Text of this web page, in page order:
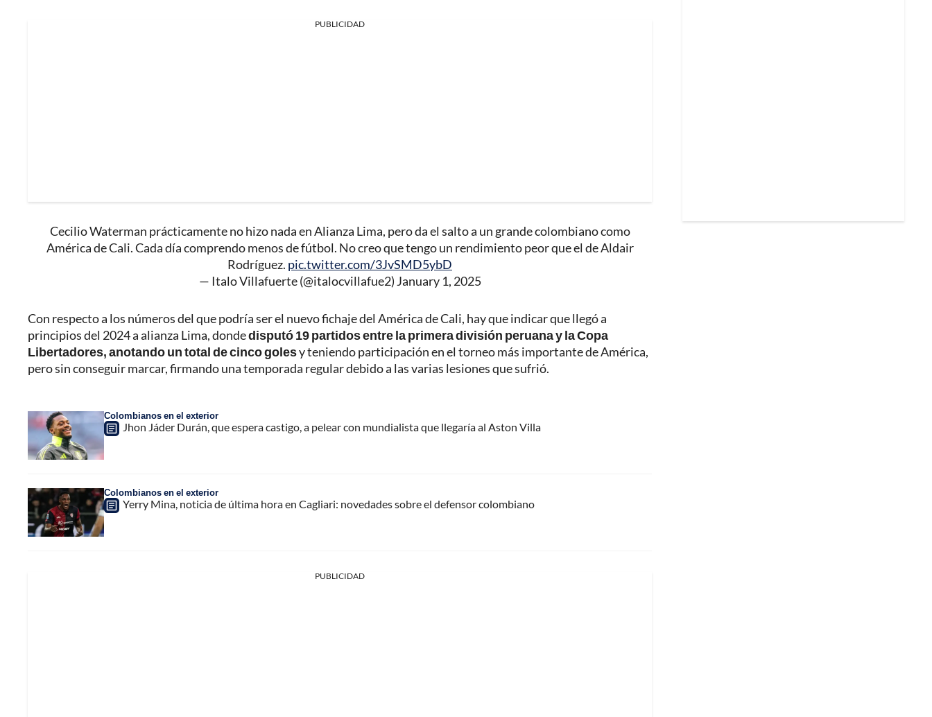
PUBLICIDAD
Cecilio Waterman prácticamente no hizo nada en Alianza Lima, pero da el salto a un grande colombiano como
América de Cali. Cada día comprendo menos de fútbol. No creo que tengo un rendimiento peor que el de Aldair
Rodríguez. pic.twitter.com/3JvSMD5ybD
— Italo Villafuerte (@italocvillafue2) January 1, 2025
Con respecto a los números del que podría ser el nuevo fichaje del América de Cali, hay que indicar que llegó a
principios del 2024 a alianza Lima, dondedisputó 19 partidos entre la primera división peruana y la Copa
Libertadores, anotando un total de cinco golesy teniendo participación en el torneo más importante de América,
pero sin conseguir marcar, firmando una temporada regular debido a las varias lesiones que sufrió.
Colombianos en el exterior
Jhon Jáder Durán, que espera castigo, a pelear con mundialista que llegaría al Aston Villa
Colombianos en el exterior
Yerry Mina, noticia de última hora en Cagliari: novedades sobre el defensor colombiano
PUBLICIDAD